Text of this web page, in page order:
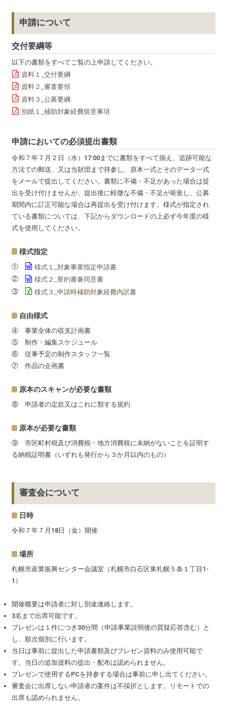
申請について
交付要綱等
以下の書類をすべてご覧の上申請してください。
資料１_交付要綱
資料２_審査要領
資料３_公募要綱
別紙１_補助対象経費留意事項
申請においての必須提出書類
令和７年７月２日（水）17:00までに書類をすべて揃え、追跡可能な
方法での郵送、又は当財団まで持参し、原本一式とそのデータ一式
をメールで提出してください。書類に不備・不足があった場合は提
出を受け付けませんが、提出後に軽微な不備・不足が発覚し、公募
期間内に訂正可能な場合は再提出を受け付けます。様式が指定され
ている書類については、下記からダウンロードの上必ず今年度の様
式を使用してください。
様式指定
①
様式１_対象事業指定申請書
②
様式２_誓約書兼同意書
③
様式３_申請時補助対象経費内訳書
自由様式
④ 事業全体の収支計画書
⑤ 制作・編集スケジュール
⑥ 従事予定の制作スタッフ一覧
⑦ 作品の企画書
原本のスキャンが必要な書類
⑧ 申請者の定款又はこれに類する規約
原本が必要な書類
⑨ 市区町村税及び消費税・地方消費税に未納がないことを証明す
る納税証明書（いずれも発行から３か月以内のもの）
審査会について
日時
令和７年７月18日（金）開催
場所
札幌市産業振興センター会議室（札幌市白石区東札幌５条１丁目1-
1）
開催概要は申請者に対し別途連絡します。
3名まで出席可能です。
プレゼンは１件につき30分間（申請事業説明後の質疑応答含む）と
し、順次個別に行います。
当日は事前に提出した申請書類及びプレゼン資料のみ使用可能で
す。当日の追加資料の提出・配布は認められません。
プレゼンで使用するPCを持参する場合は事前に申し出てください。
審査会に出席しない申請者の案件は不採択とします。リモートでの
出席も認められません。